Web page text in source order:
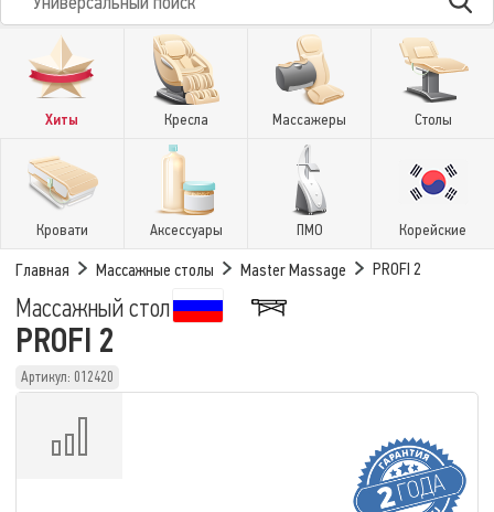
Хиты Кресла Массажеры Столы
Кровати Аксессуары ПМО Корейские
Главная Массажные столы Master Massage PROFI 2
Массажный стол
PROFI 2
Артикул: 012420